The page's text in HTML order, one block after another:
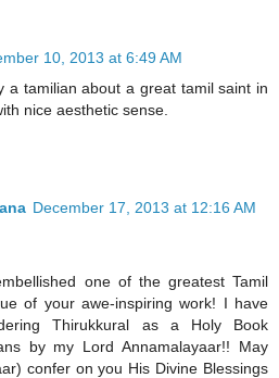
10, 2013 at 6:49 AM
a tamilian about a great tamil saint in
nice aesthetic sense.
December 17, 2013 at 12:16 AM
one of the greatest Tamil
of your awe-inspiring work! I have
Thirukkural as a Holy Book
by my Lord Annamalayaar!! May
confer on you His Divine Blessings